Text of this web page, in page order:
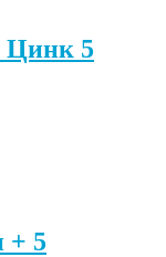
Цинк 5
+ 5